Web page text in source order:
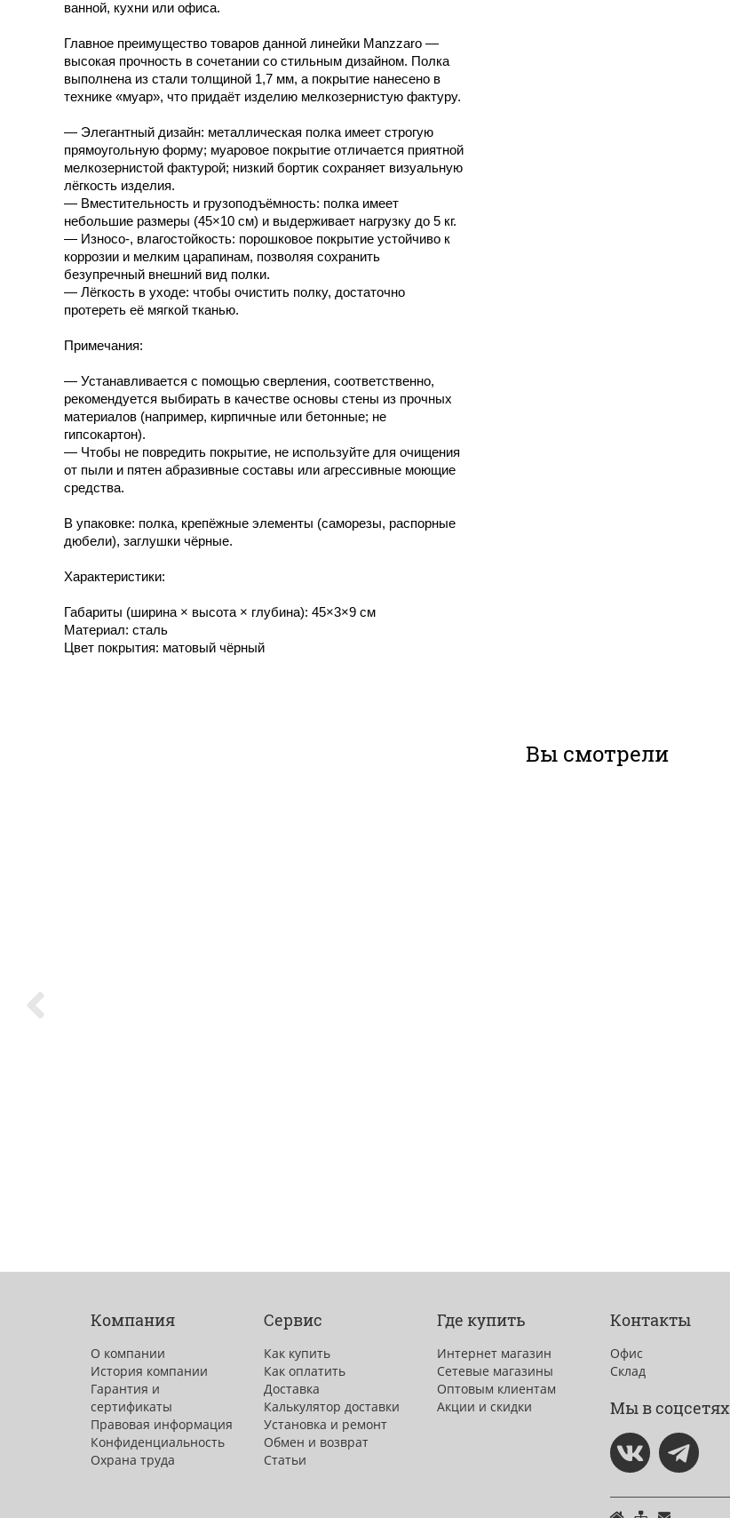
ванной, кухни или офиса.
Главное преимущество товаров данной линейки Manzzaro —
высокая прочность в сочетании со стильным дизайном. Полка
выполнена из стали толщиной 1,7 мм, а покрытие нанесено в
технике «муар», что придаёт изделию мелкозернистую фактуру.
— Элегантный дизайн: металлическая полка имеет строгую
прямоугольную форму; муаровое покрытие отличается приятной
мелкозернистой фактурой; низкий бортик сохраняет визуальную
лёгкость изделия.
— Вместительность и грузоподъёмность: полка имеет
небольшие размеры (45×10 см) и выдерживает нагрузку до 5 кг.
— Износо-, влагостойкость: порошковое покрытие устойчиво к
коррозии и мелким царапинам, позволяя сохранить
безупречный внешний вид полки.
— Лёгкость в уходе: чтобы очистить полку, достаточно
протереть её мягкой тканью.
Примечания:
— Устанавливается с помощью сверления, соответственно,
рекомендуется выбирать в качестве основы стены из прочных
материалов (например, кирпичные или бетонные; не
гипсокартон).
— Чтобы не повредить покрытие, не используйте для очищения
от пыли и пятен абразивные составы или агрессивные моющие
средства.
В упаковке: полка, крепёжные элементы (саморезы, распорные
дюбели), заглушки чёрные.
Характеристики:
Габариты (ширина × высота × глубина): 45×3×9 см
Материал: сталь
Цвет покрытия: матовый чёрный
Вы смотрели
Компания
О компании
История компании
Гарантия и
сертификаты
Правовая информация
Конфиденциальность
Охрана труда
Сервис
Как купить
Как оплатить
Доставка
Калькулятор доставки
Установка и ремонт
Обмен и возврат
Статьи
Где купить
Интернет магазин
Сетевые магазины
Оптовым клиентам
Акции и скидки
Контакты
Офис
Склад
Мы в соцсетях